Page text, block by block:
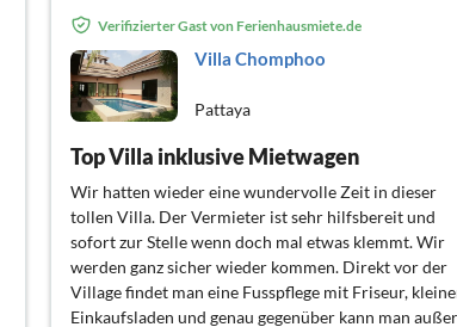
Verifizierter Gast von Ferienhausmiete.de
Villa Chomphoo
Pattaya
Top Villa inklusive Mietwagen
Wir hatten wieder eine wundervolle Zeit in dieser
tollen Villa. Der Vermieter ist sehr hilfsbereit und
sofort zur Stelle wenn doch mal etwas klemmt. Wir
werden ganz sicher wieder kommen. Direkt vor der
Village findet man eine Fusspflege mit Friseur,
Einkaufsladen und genau gegenüber kann man außer